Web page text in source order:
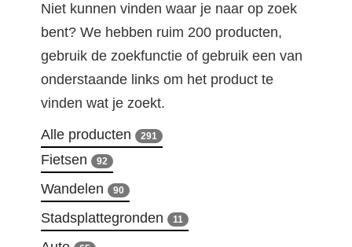
Niet kunnen vinden waar je naar op zoek
bent? We hebben ruim 200 producten,
gebruik de zoekfunctie of gebruik een van
onderstaande links om het product te
vinden wat je zoekt.
Alle producten 291
Fietsen 92
Wandelen 90
Stadsplattegronden 11